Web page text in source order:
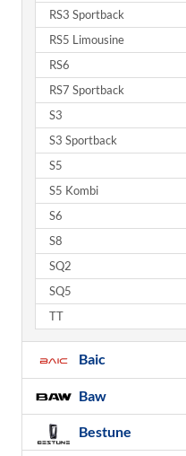
RS3 Sportback
RS5 Limousine
RS6
RS7 Sportback
S3
S3 Sportback
S5
S5 Kombi
S6
S8
SQ2
SQ5
TT
Baic
Baw
Bestune